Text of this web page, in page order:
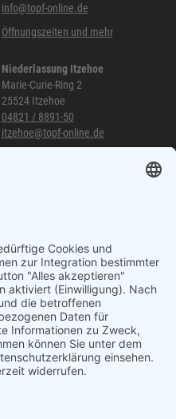
info@topf-online.de
Öffnungszeiten und mehr
Niederlassung Itzehoe
Marie-Curie-Ring 2
25524 Itzehoe
04821 / 8891-50
itzehoe@topf-online.de
040 / 21 04 04 04-04
glinde@topf-online.de
Öffnungszeiten und mehr